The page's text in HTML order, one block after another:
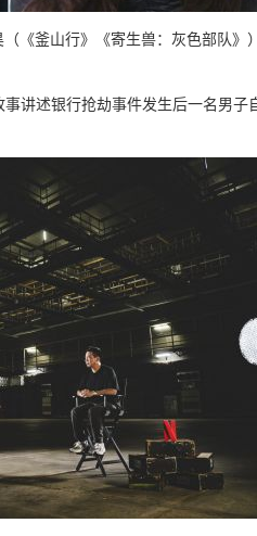
《釜山行》《寄生兽：灰色部队》
讲述银行抢劫事件发生后一名男子